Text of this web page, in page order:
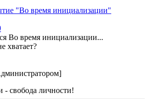
"Во время инициализации"
Во время инициализации...
хватает?
свобода личности!